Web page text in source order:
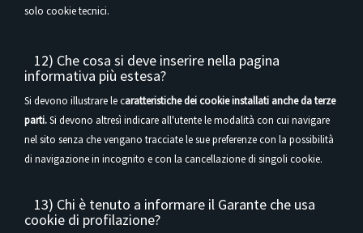
solo cookie tecnici.
12) Che cosa si deve inserire nella pagina
informativa più estesa?
Si devono illustrare le caratteristiche dei cookie installati anche da terze
parti.Si devono altresì indicare all'utente le modalità con cui navigare
nel sito senza che vengano tracciate le sue preferenze con la possibilità
di navigazione in incognito e con la cancellazione di singoli cookie.
13) Chi è tenuto a informare il Garante che usa
cookie di profilazione?